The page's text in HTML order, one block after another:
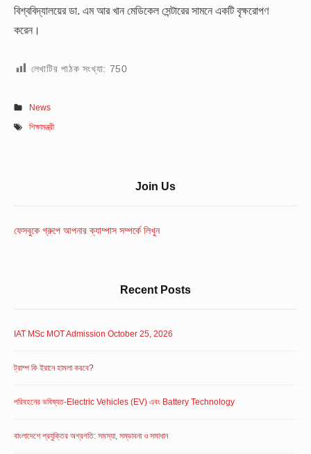
বিশ্ববিদ্যালয়ের ডা. এম আর খান মেডিকেল সেন্টারের সামনে একটি বৃক্ষরোপণ
করেন।
লেখাটির পাঠক সংখ্যা: 750
News
শিক্ষামন্ত্রী
Area
Join Us
ফেসবুকে গ্রুপে আপনার ক্যাম্পাস সম্পর্কে লিখুন
Recent Posts
IAT MSc MOT Admission October 25, 2026
ট্রাম্প কি ইরানে হামলা করবে?
পরিবহনের ভবিষ্যত-Electric Vehicles (EV) এবং Battery Technology
বাংলাদেশে প্রযুক্তির অগ্রগতি: সমস্যা, সম্ভাবনা ও সমাধান